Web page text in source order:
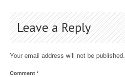
Leave a Reply
Your email address will not be published.
Comment *